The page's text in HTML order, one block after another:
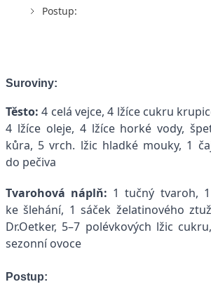
Postup:
Suroviny:
Těsto: 4 celá vejce, 4 lžíce cukru
4 lžíce oleje, 4 lžíce horké vody,
kůra, 5 vrch. lžic hladké mouky, 1
do pečiva
Tvarohová náplň: 1 tučný tvaroh,
ke šlehání, 1 sáček želatinového
Dr.Oetker, 5–7 polévkových lžic
sezonní ovoce
Postup: